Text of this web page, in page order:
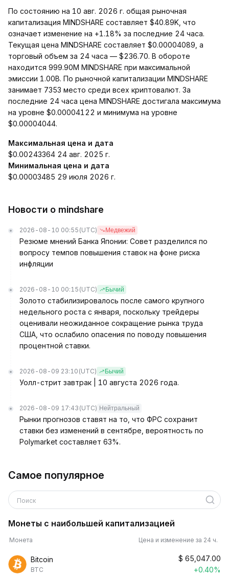
По состоянию на 10 авг. 2026 г. общая рыночная
капитализация MINDSHARE составляет $40.89K, что
означает изменение на +1.18% за последние 24 часа.
Текущая цена MINDSHARE составляет $0.00004089, а
торговый объем за 24 часа — $236.70. В обороте
находится 999.90M MINDSHARE при максимальной
эмиссии 1.00B. По рыночной капитализации MINDSHARE
занимает 7353 место среди всех криптовалют. За
последние 24 часа цена MINDSHARE достигала максимума
на уровне $0.00004122 и минимума на уровне
$0.00004044.
Максимальная цена и дата
$0.00243364 24 авг. 2025 г.
Минимальная цена и дата
$0.00003485 29 июля 2026 г.
Новости о mindshare
2026-08-10 00:55 (UTC) Медвежий
Резюме мнений Банка Японии: Совет разделился по
вопросу темпов повышения ставок на фоне риска
инфляции
2026-08-10 00:15 (UTC) Бычий
Золото стабилизировалось после самого крупного
недельного роста с января, поскольку трейдеры
оценивали неожиданное сокращение рынка труда
США, что ослабило опасения по поводу повышения
процентной ставки.
2026-08-09 23:10 (UTC) Бычий
Уолл-стрит завтрак | 10 августа 2026 года.
2026-08-09 17:43 (UTC) Нейтральный
Рынки прогнозов ставят на то, что ФРС сохранит
ставки без изменений в сентябре, вероятность по
Polymarket составляет 63%.
Самое популярное
Поиск
Монеты с наибольшей капитализацией
Монета Цена и изменение за 24 ч.
Bitcoin
BTC
$ 65,047.00
+0.40%